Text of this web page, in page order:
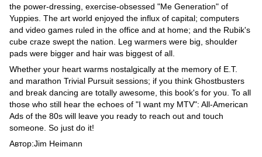
the power-dressing, exercise-obsessed "Me Generation" of
Yuppies. The art world enjoyed the influx of capital; computers
and video games ruled in the office and at home; and the Rubik's
cube craze swept the nation. Leg warmers were big, shoulder
pads were bigger and hair was biggest of all.
Whether your heart warms nostalgically at the memory of E.T.
and marathon Trivial Pursuit sessions; if you think Ghostbusters
and break dancing are totally awesome, this book's for you. To all
those who still hear the echoes of "I want my MTV": All-American
Ads of the 80s will leave you ready to reach out and touch
someone. So just do it!
Автор:Jim Heimann